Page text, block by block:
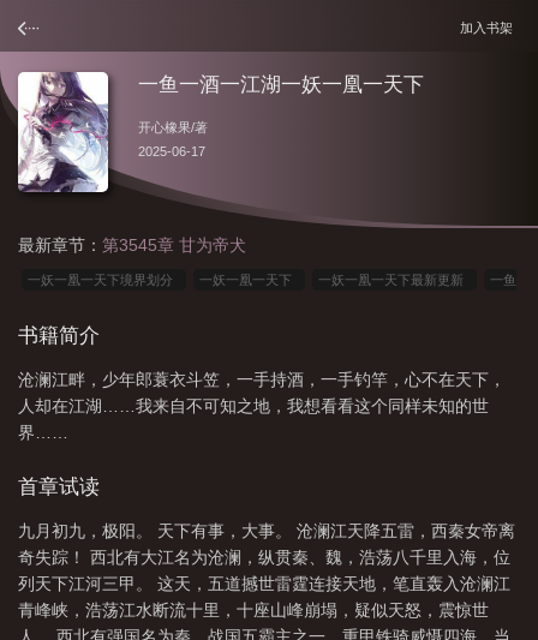
加入书架
一鱼一酒一江湖一妖一凰一天下
开心橡果/著
2025-06-17
最新章节： 第3545章 甘为帝犬
一妖一凰一天下境界划分 一妖一凰一天下 一妖一凰一天下最新更新 一鱼
TXT 一妖一凰一天下最新章节
科 一妖一凰一天下人物介绍 一妖一凰一天下境界 一妖一凰一天下全文阅
读 一妖一凰一天下百度百科 一妖一凰一天下男主身份 一妖一凰一天下最新
老 一妖一凰一天下女主多少章恢复记忆
下讲了 一妖一凰一天下赵高 一妖一凰一天下简介 一鱼一酒一江湖 一鱼
一酒一江湖一妖一凰一天下
书籍简介
沧澜江畔，少年郎蓑衣斗笠，一手持酒，一手钓竿，心不在天下，
人却在江湖……我来自不可知之地，我想看看这个同样未知的世
界……
首章试读
九月初九，极阳。 天下有事，大事。 沧澜江天降五雷，西秦女帝离
奇失踪！ 西北有大江名为沧澜，纵贯秦、魏，浩荡八千里入海，位
列天下江河三甲。 这天，五道撼世雷霆连接天地，笔直轰入沧澜江
青峰峡，浩荡江水断流十里，十座山峰崩塌，疑似天怒，震惊世